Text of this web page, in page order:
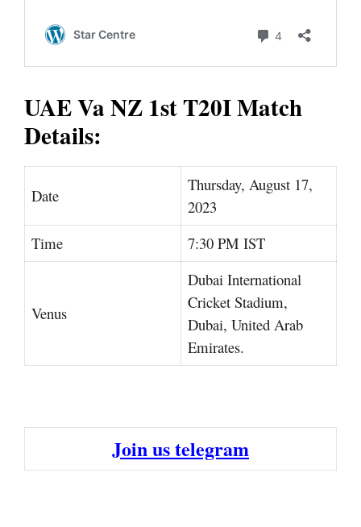
UAE Va NZ 1st T20I Match
Details:
Date
Thursday, August 17,
2023
Time
7:30 PM IST
Venus
Dubai International
Cricket Stadium,
Dubai, United Arab
Emirates.
Join us telegram